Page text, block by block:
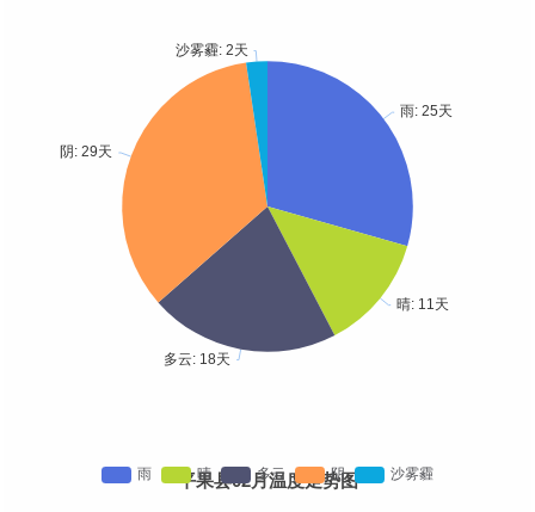
平果县02月温度走势图